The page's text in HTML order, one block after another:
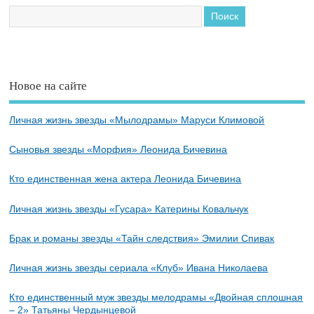
Новое на сайте
Личная жизнь звезды «Мылодрамы» Маруси Климовой
Сыновья звезды «Морфия» Леонида Бичевина
Кто единственная жена актера Леонида Бичевина
Личная жизнь звезды «Гусара» Катерины Ковальчук
Брак и романы звезды «Тайн следствия» Эмилии Спивак
Личная жизнь звезды сериала «Клуб» Ивана Николаева
Кто единственный муж звезды мелодрамы «Двойная сплошная
– 2» Татьяны Чердынцевой